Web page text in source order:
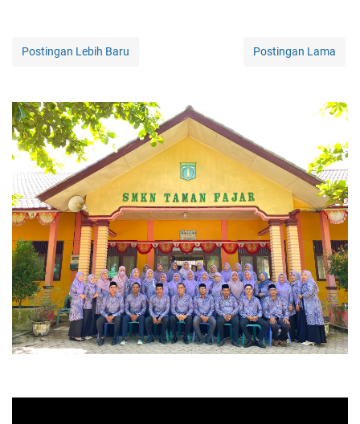
Postingan Lebih Baru Postingan Lama